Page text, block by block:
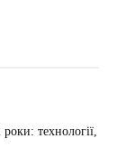
технології,